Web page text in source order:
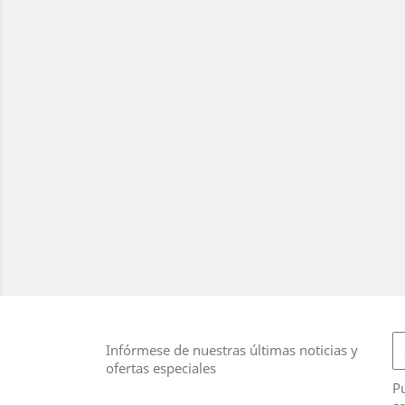
Infórmese de nuestras últimas noticias y
ofertas especiales